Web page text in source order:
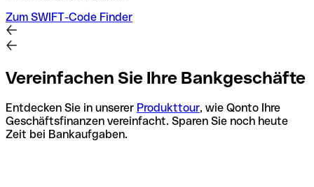
Zum SWIFT-Code Finder
Vereinfachen Sie Ihre Bankgeschäfte
Entdecken Sie in unserer Produkttour, wie Qonto Ihre
Geschäftsfinanzen vereinfacht. Sparen Sie noch heute
Zeit bei Bankaufgaben.